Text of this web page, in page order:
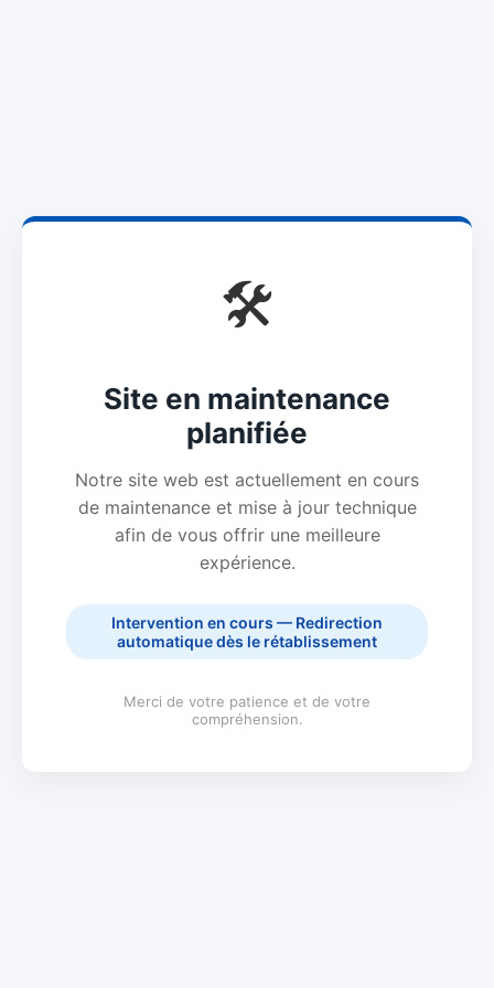
🛠️
Site en maintenance
planifiée
Notre site web est actuellement en cours
de maintenance et mise à jour technique
afin de vous offrir une meilleure
expérience.
Intervention en cours — Redirection
automatique dès le rétablissement
Merci de votre patience et de votre
compréhension.